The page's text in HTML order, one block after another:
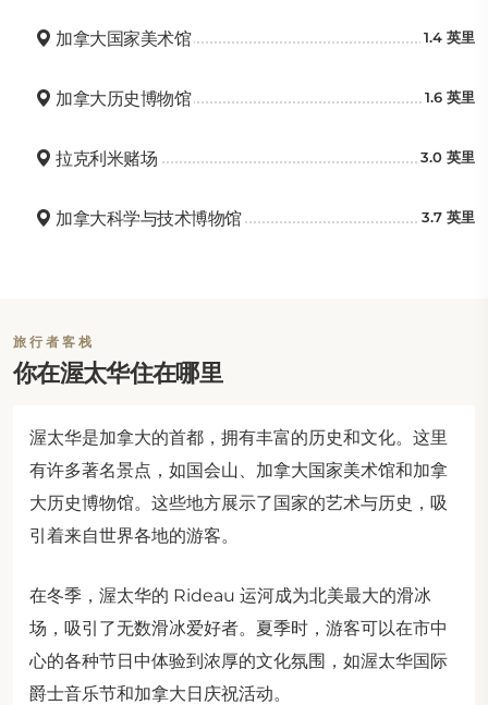
加拿大国家美术馆 1.4 英里
加拿大历史博物馆 1.6 英里
拉克利米赌场 3.0 英里
加拿大科学与技术博物馆 3.7 英里
旅行者客栈
你在渥太华住在哪里
渥太华是加拿大的首都，拥有丰富的历史和文化。这里
有许多著名景点，如国会山、加拿大国家美术馆和加拿
大历史博物馆。这些地方展示了国家的艺术与历史，吸
引着来自世界各地的游客。
在冬季，渥太华的 Rideau 运河成为北美最大的滑冰
场，吸引了无数滑冰爱好者。夏季时，游客可以在市中
心的各种节日中体验到浓厚的文化氛围，如渥太华国际
爵士音乐节和加拿大日庆祝活动。